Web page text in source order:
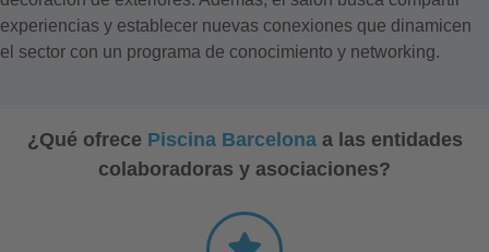
experiencias y establecer nuevas conexiones que dinamicen
el sector con un programa de conocimiento y networking.
¿Qué ofrece Piscina Barcelonaa las entidades
colaboradoras y asociaciones?